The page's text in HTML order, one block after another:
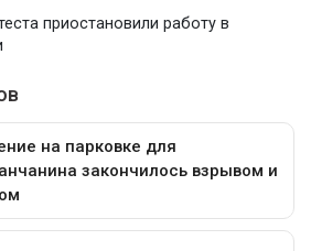
приостановили работу в